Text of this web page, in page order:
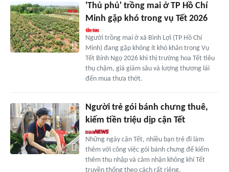
'Thủ phủ' trồng mai ở TP Hồ Chí
Minh gặp khó trong vụ Tết 2026
Người trồng mai ở xã Bình Lợi (TP Hồ Chí
Minh) đang gặp không ít khó khăn trong Vụ
Tết Bính Ngọ 2026 khi thị trường hoa Tết tiêu
thụ chậm, giá giảm sâu và lượng thương lái
đến mua thưa thớt.
Người trẻ gói bánh chưng thuê,
kiếm tiền triệu dịp cận Tết
Những ngày cận Tết, nhiều bạn trẻ đi làm
thêm với công việc gói bánh chưng để kiếm
thêm thu nhập và cảm nhận không khí Tết
truyền thống theo cách rất riêng.